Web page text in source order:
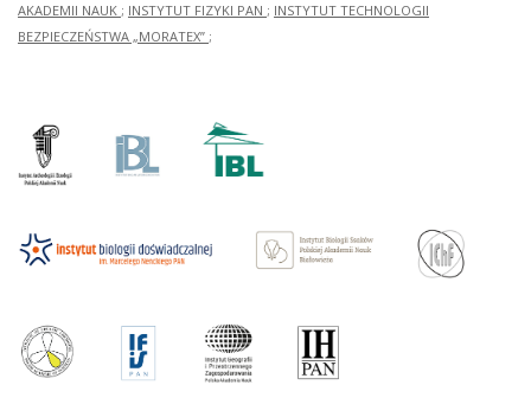
AKADEMII NAUK ; INSTYTUT FIZYKI PAN ; INSTYTUT TECHNOLOGII
BEZPIECZEŃSTWA „MORATEX” ;